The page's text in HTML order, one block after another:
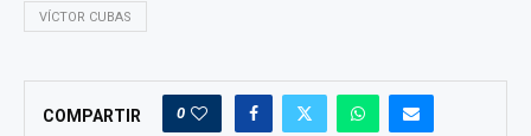
VÍCTOR CUBAS
COMPARTIR 0